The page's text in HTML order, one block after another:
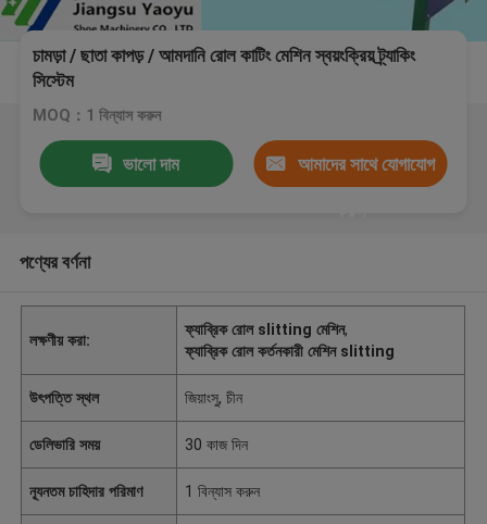
চামড়া / ছাতা কাপড় / আমদানি রোল কাটিং মেশিন স্বয়ংক্রিয় ট্র্যাকিং
সিস্টেম
MOQ：1 বিন্যাস করুন
ভালো দাম আমাদের সাথে যোগাযোগ
পণ্যের বর্ণনা
লক্ষণীয় করা:
ফ্যাব্রিক রোল slitting মেশিন,
ফ্যাব্রিক রোল কর্তনকারী মেশিন slitting
উৎপত্তি স্থল জিয়াংসু, চীন
ডেলিভারি সময় 30 কাজ দিন
ন্যূনতম চাহিদার পরিমাণ 1 বিন্যাস করুন